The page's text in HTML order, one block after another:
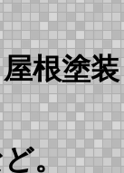
根塗
。